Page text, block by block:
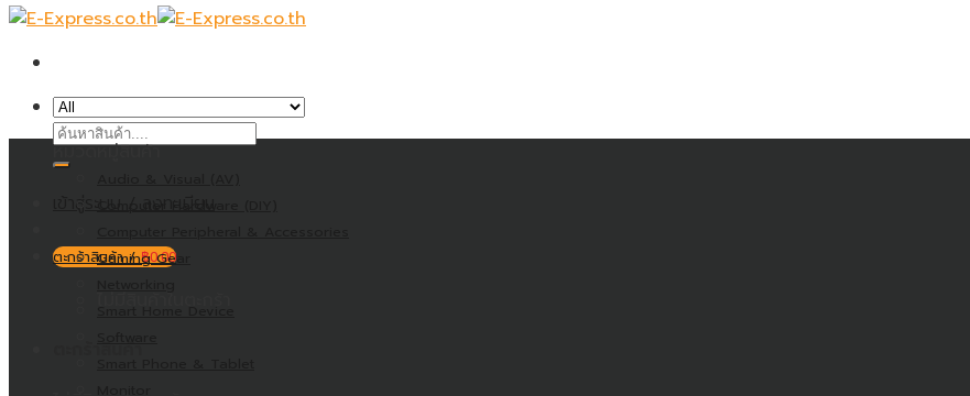
ค้นหา:
ตะกร้าสินค้า /฿0.00
หมวดหมู่สินค้า
Gaming Gear
Smart Home Device